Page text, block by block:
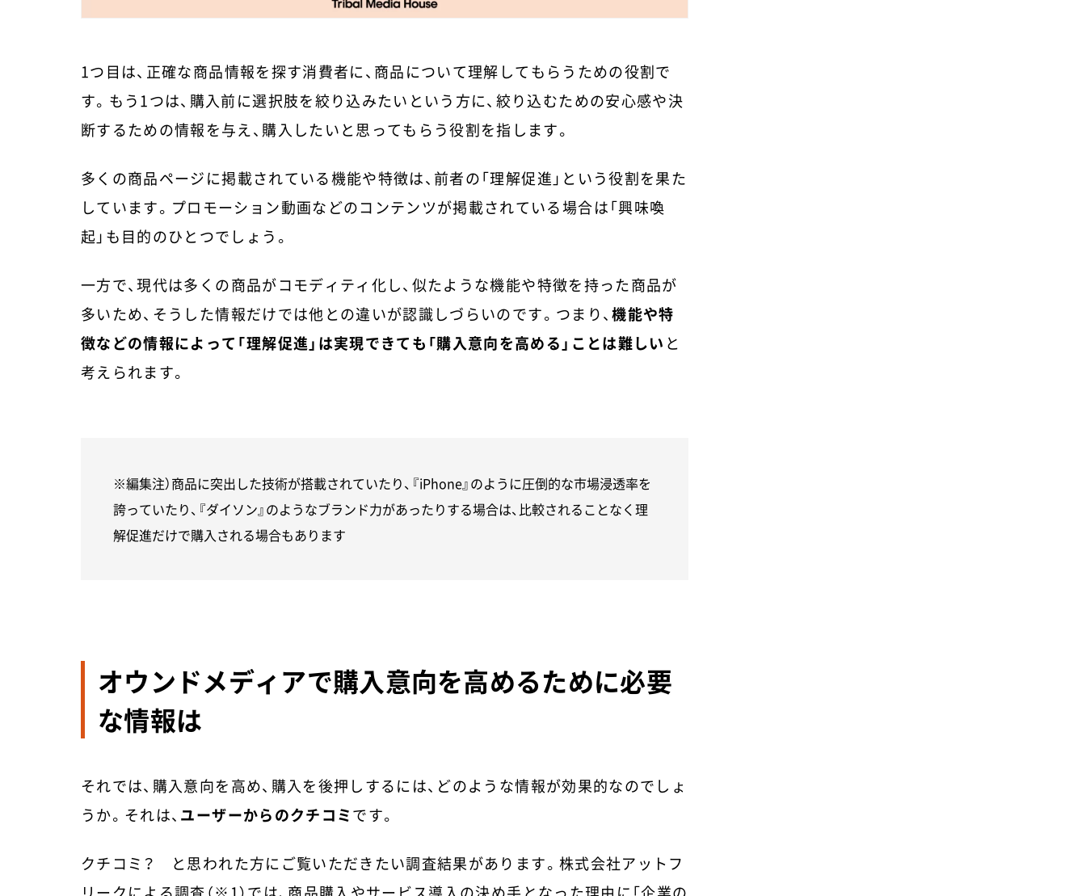
1つ目は、正確な商品情報を探す消費者に、商品について理解してもらうための役割で
す。もう1つは、購入前に選択肢を絞り込みたいという方に、絞り込むための安心感や決
断するための情報を与え、購入したいと思ってもらう役割を指します。
多くの商品ページに掲載されている機能や特徴は、前者の「理解促進」という役割を果た
しています。プロモーション動画などのコンテンツが掲載されている場合は「興味喚
起」も目的のひとつでしょう。
一方で、現代は多くの商品がコモディティ化し、似たような機能や特徴を持った商品が
多いため、そうした情報だけでは他との違いが認識しづらいのです。つまり、機能や特
徴などの情報によって「理解促進」は実現できても「購入意向を高める」ことは難しい と
考えられます。
※編集注）商品に突出した技術が搭載されていたり、『iPhone』のように圧倒的な市場浸透率を
誇っていたり、『ダイソン』のようなブランド力があったりする場合は、比較されることなく理
解促進だけで購入される場合もあります
オウンドメディアで購入意向を高めるために必要
な情報は
それでは、購入意向を高め、購入を後押しするには、どのような情報が効果的なのでしょ
うか。それは、 ユーザーからのクチコミです。
クチコミ？ と思われた方にご覧いただきたい調査結果があります。株式会社アットフ